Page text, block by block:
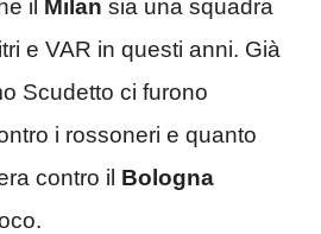
il Milan sia una squadra
e VAR in questi anni. Già
Scudetto ci furono
i rossoneri e quanto
contro il Bologna